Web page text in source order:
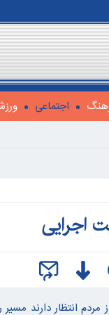
اجتماعی
اجرایی
انتظار دارند